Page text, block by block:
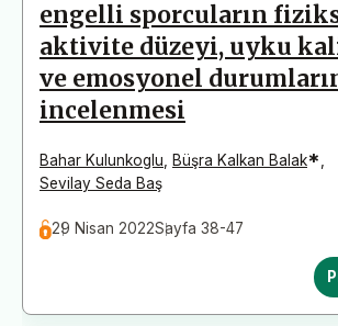
engelli sporcuların
aktivite düzeyi, uyku
ve emosyonel
incelenmesi
Bahar Kulunkoglu Büşra Kalkan Balak*
Sevilay Seda Baş
29 Nisan 2022Sayfa 38-47